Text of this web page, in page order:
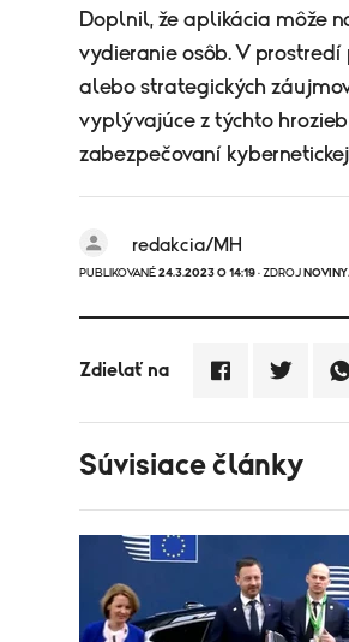
Doplnil, že aplikácia môže
vydieranie osôb. V
alebo strategických
vyplývajúce z týchto
zabezpečovaní
redakcia/MH
PUBLIKOVANÉ 24.3.2023 O 14:19 · ZDROJ
Zdielať na
Súvisiace články